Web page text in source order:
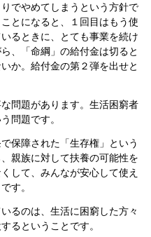
でやめてしまうという方針で
とになると、１回目はもう使
るときに、とても事業を続け
、「命綱」の給付金は切ると
か。給付金の第２弾を出せと
問題があります。生活困窮者
問題です。
保障された「生存権」という
親族に対して扶養の可能性を
して、みんなが安心して使え
す。
るのは、生活に困窮した方々
るということです。